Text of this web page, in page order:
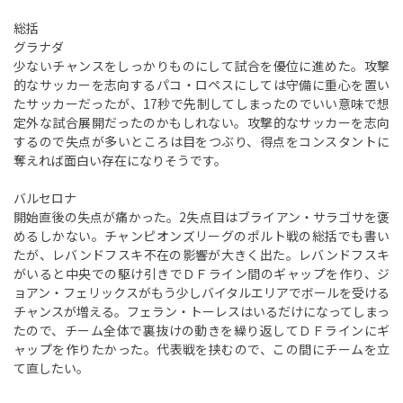
総括
グラナダ
少ないチャンスをしっかりものにして試合を優位に進めた。攻撃
的なサッカーを志向するパコ・ロペスにしては守備に重心を置い
たサッカーだったが、17秒で先制してしまったのでいい意味で想
定外な試合展開だったのかもしれない。攻撃的なサッカーを志向
するので失点が多いところは目をつぶり、得点をコンスタントに
奪えれば面白い存在になりそうです。
バルセロナ
開始直後の失点が痛かった。2失点目はブライアン・サラゴサを褒
めるしかない。チャンピオンズリーグのポルト戦の総括でも書い
たが、レバンドフスキ不在の影響が大きく出た。レバンドフスキ
がいると中央での駆け引きでＤＦライン間のギャップを作り、ジ
ョアン・フェリックスがもう少しバイタルエリアでボールを受ける
チャンスが増える。フェラン・トーレスはいるだけになってしまっ
たので、チーム全体で裏抜けの動きを繰り返してＤＦラインにギ
ャップを作りたかった。代表戦を挟むので、この間にチームを立
て直したい。